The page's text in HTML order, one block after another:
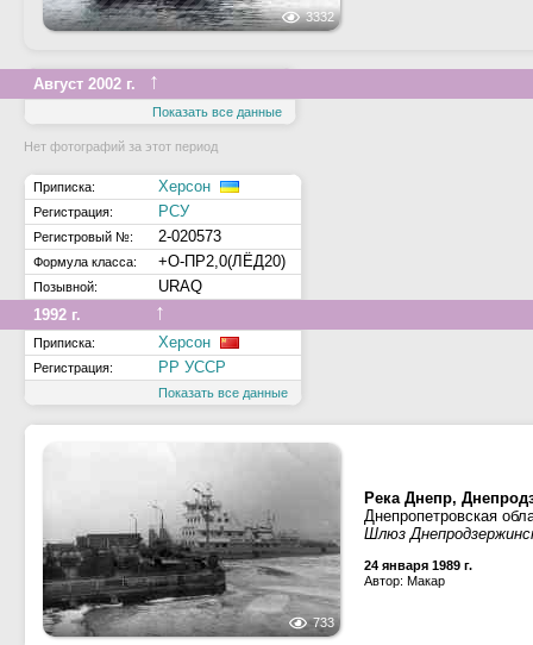
3332
Август 2002 г. ↑
Показать все данные
Нет фотографий за этот период
Приписка: Херсон
Регистрация: РСУ
Регистровый №: 2-020573
Формула класса: +О-ПР2,0(ЛЁД20)
Позывной:
URAQ
1992 г.
↑
Приписка: Херсон
Регистрация: РР УССР
Показать все данные
733
Река Днепр,
Днепропетровская
Шлюз
24 января 1989 г.
Автор: Макар